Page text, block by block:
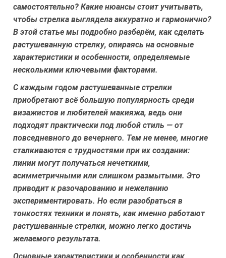
самостоятельно? Какие нюансы стоит учитывать,
чтобы стрелка выглядела аккуратно и гармонично?
В этой статье мы подробно разберём, как сделать
растушеванную стрелку, опираясь на основные
характеристики и особенности, определяемые
несколькими ключевыми факторами.
С каждым годом растушеванные стрелки
приобретают всё большую популярность среди
визажистов и любителей макияжа, ведь они
подходят практически под любой стиль — от
повседневного до вечернего. Тем не менее, многие
сталкиваются с трудностями при их создании:
линии могут получаться нечеткими,
асимметричными или слишком размытыми. Это
приводит к разочарованию и нежеланию
экспериментировать. Но если разобраться в
тонкостях техники и понять, как именно работают
растушеванные стрелки, можно легко достичь
желаемого результата.